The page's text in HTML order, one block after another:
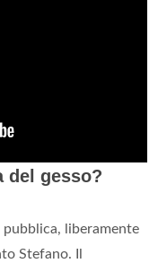
del gesso?
liberamente
Stefano. Il